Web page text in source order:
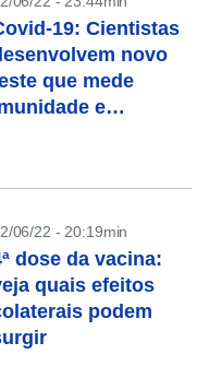
19: Cientistas
novo
que mede
e
06/22 - 20:19min
dose da vacina:
quais efeitos
podem